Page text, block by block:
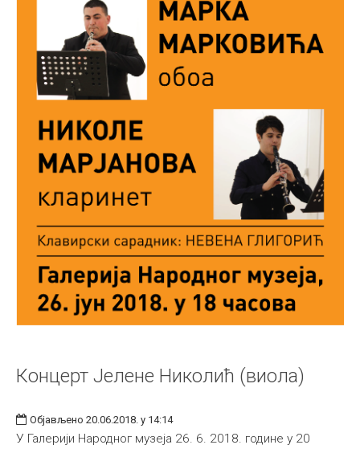
Концерт Јелене Николић (виола)
Објављено 20.06.2018. у 14:14
У Галерији Народног музеја 26. 6. 2018. године у 20